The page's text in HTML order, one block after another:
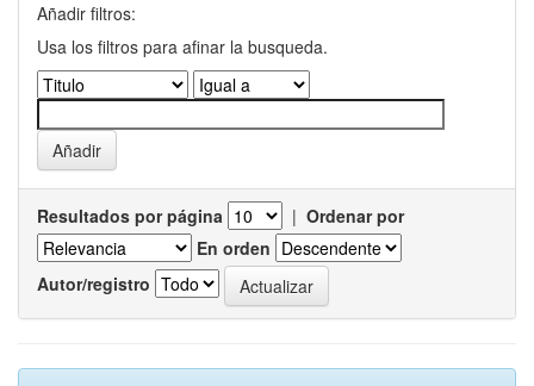
Añadir filtros:
Usa los filtros para afinar la busqueda.
Resultados por página | Ordenar por
En orden
Autor/registro